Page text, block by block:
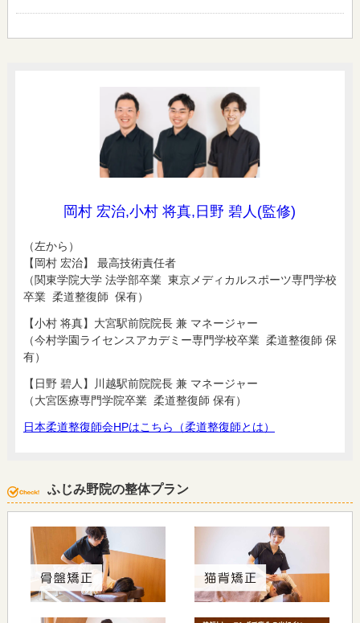
岡村 宏治,小村 将真,日野 碧人(監修)
（左から）
【岡村 宏治】 最高技術責任者
（関東学院大学 法学部卒業 東京メディカルスポーツ専門学校
卒業 柔道整復師 保有）
【小村 将真】大宮駅前院院長 兼 マネージャー
（今村学園ライセンスアカデミー専門学校卒業 柔道整復師 保
有）
【日野 碧人】川越駅前院院長 兼 マネージャー
（大宮医療専門学院卒業 柔道整復師 保有）
日本柔道整復師会HPはこちら（柔道整復師とは）
ふじみ野院の整体プラン